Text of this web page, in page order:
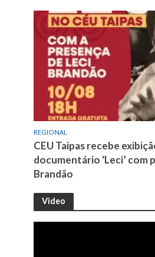
REGIONAL
CEU Taipas recebe
documentário ‘Leci’ com
Brandão
Video